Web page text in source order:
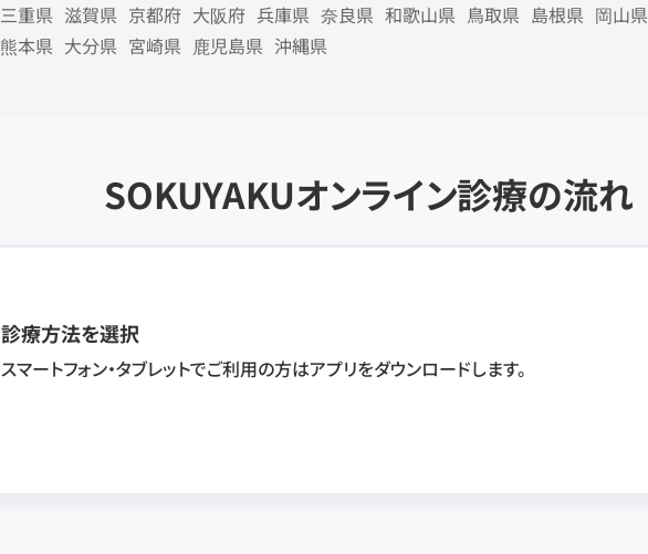
三重県 滋賀県 京都府 大阪府 兵庫県 奈良県 和歌山県 鳥取県 島根県 岡山県
熊本県 大分県 宮崎県 鹿児島県 沖縄県
SOKUYAKUオンライン診療の流れ
診療方法を選択
スマートフォン・タブレットでご利用の方はアプリをダウンロードします。